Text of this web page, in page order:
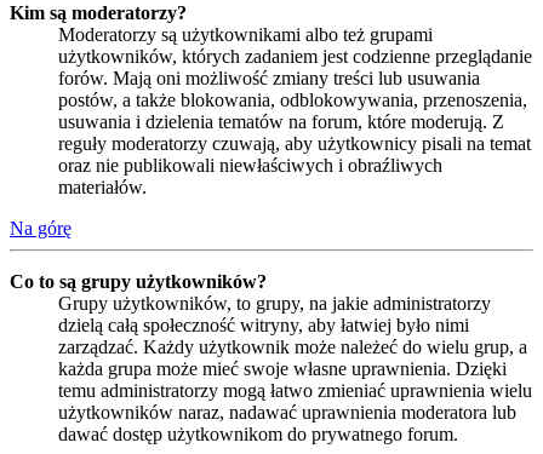
Kim są moderatorzy?
Moderatorzy są użytkownikami albo też grupami
użytkowników, których zadaniem jest codzienne przeglądanie
forów. Mają oni możliwość zmiany treści lub usuwania
postów, a także blokowania, odblokowywania, przenoszenia,
usuwania i dzielenia tematów na forum, które moderują. Z
reguły moderatorzy czuwają, aby użytkownicy pisali na temat
oraz nie publikowali niewłaściwych i obraźliwych
materiałów.
Na górę
Co to są grupy użytkowników?
Grupy użytkowników, to grupy, na jakie administratorzy
dzielą całą społeczność witryny, aby łatwiej było nimi
zarządzać. Każdy użytkownik może należeć do wielu grup, a
każda grupa może mieć swoje własne uprawnienia. Dzięki
temu administratorzy mogą łatwo zmieniać uprawnienia wielu
użytkowników naraz, nadawać uprawnienia moderatora lub
dawać dostęp użytkownikom do prywatnego forum.